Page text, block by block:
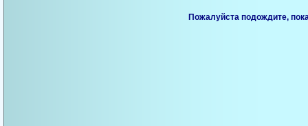
Игра начнется через 25 сек. Кликните